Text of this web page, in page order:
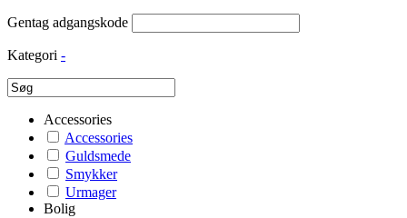
Gentag adgangskode
Kategori -
Accessories
Accessories
Guldsmede
Smykker
Urmager
Bolig